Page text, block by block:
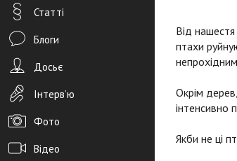
Статті
Блоги
Досьє
Інтерв’ю
Фото
Відео
Від нашестя
птахи
Окрім
інтенсивно
Якби не ці